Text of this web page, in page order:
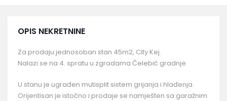
OPIS NEKRETNINE
Za prodaju jednosoban stan 45m2, City Kej.
Nalazi se na 4. spratu u zgradama Čelebić gradnje.
U stanu je ugrađen mutisplit sistem grijanja i hlađenja.
Orijentisan je istočno i prodaje se namješten sa garažnim